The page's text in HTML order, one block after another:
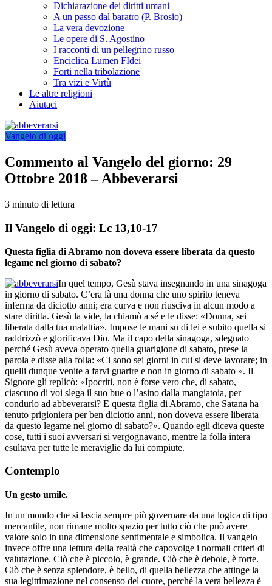
Dichiarazione dei diritti umani
A un passo dal baratro (P. Brosio)
La vera devozione
Le opere di S. Agostino
I racconti di un pellegrino russo
Enciclica Lumen FIdei
Forti nella tribolazione
Tra vizi e Virtù
Le altre religioni
Aiutaci
Vangelo di oggi
Commento al Vangelo del giorno: 29
Ottobre 2018 – Abbeverarsi
3 minuto di lettura
Il Vangelo di oggi: Lc 13,10-17
Questa figlia di Abramo non doveva essere liberata da questo
legame nel giorno di sabato?
In quel tempo, Gesù stava insegnando in una sinagoga
in giorno di sabato. C’era là una donna che uno spirito teneva
inferma da diciotto anni; era curva e non riusciva in alcun modo a
stare diritta. Gesù la vide, la chiamò a sé e le disse: «Donna, sei
liberata dalla tua malattia». Impose le mani su di lei e subito quella si
raddrizzò e glorificava Dio. Ma il capo della sinagoga, sdegnato
perché Gesù aveva operato quella guarigione di sabato, prese la
parola e disse alla folla: «Ci sono sei giorni in cui si deve lavorare; in
quelli dunque venite a farvi guarire e non in giorno di sabato ». Il
Signore gli replicò: «Ipocriti, non è forse vero che, di sabato,
ciascuno di voi slega il suo bue o l’asino dalla mangiatoia, per
condurlo ad abbeverarsi? E questa figlia di Abramo, che Satana ha
tenuto prigioniera per ben diciotto anni, non doveva essere liberata
da questo legame nel giorno di sabato?». Quando egli diceva queste
cose, tutti i suoi avversari si vergognavano, mentre la folla intera
esultava per tutte le meraviglie da lui compiute.
Contemplo
Un gesto umile.
In un mondo che si lascia sempre più governare da una logica di tipo
mercantile, non rimane molto spazio per tutto ciò che può avere
valore solo in una dimensione sentimentale e simbolica. Il vangelo
invece offre una lettura della realtà che capovolge i normali criteri di
valutazione. Ciò che è piccolo, è grande. Ciò che è debole, è forte.
Ciò che è senza splendore, è bello, di quella bellezza che attinge la
sua legittimazione nel consenso del cuore, perché la vera bellezza è